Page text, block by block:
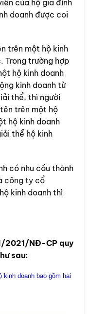
của hộ gia đình
doanh được coi
trên một hộ kinh
Trong trường hợp
hộ kinh doanh
kinh doanh từ
thể, thì người
trên một hộ
hộ kinh doanh
thể hộ kinh
có nhu cầu thành
công ty cổ
kinh doanh thì
2021/NĐ-CP quy
sau:
kinh doanh bao gồm hai